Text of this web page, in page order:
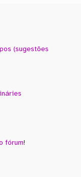
(sugestões
fórum!